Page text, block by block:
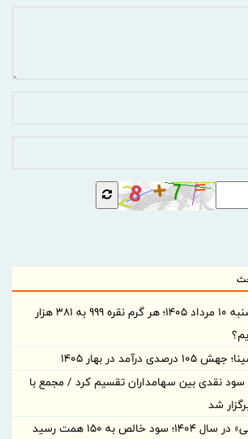
قیمت نقره امروز شنبه ۱۰ مرداد ۱۴۰۵؛ هر گرم نقره ۹۹۹ به ۳۸۱ هزار
در بهار 1405
۴۵۰ تومان سود نقدی بین سهامداران تقسیم کرد / مجمع با
به ۱۵۰ همت رسید